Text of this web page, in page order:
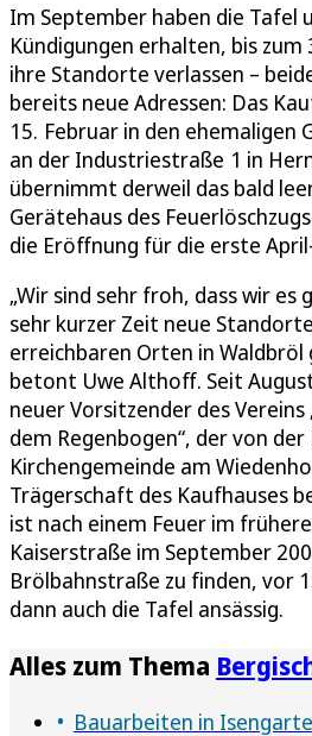
Im September haben die Tafel
Kündigungen erhalten, bis zum
ihre Standorte verlassen –
bereits neue Adressen: Das
15. Februar in den
an der Industriestraße 1 in
übernimmt derweil das bald
Gerätehaus des
die Eröffnung für die erste
„Wir sind sehr froh, dass wir es
sehr kurzer Zeit neue
erreichbaren Orten in Waldbröl
betont Uwe Althoff. Seit
neuer Vorsitzender des
dem Regenbogen“, der von der
Kirchengemeinde am
Trägerschaft des Kaufhauses
ist nach einem Feuer im
Kaiserstraße im September
Brölbahnstraße zu finden, vor
dann auch die Tafel ansässig.
Alles zum Thema
Bauarbeiten in